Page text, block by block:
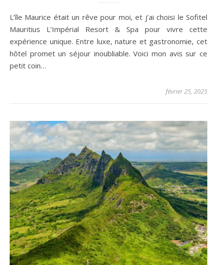
L’île Maurice était un rêve pour moi, et j’ai choisi le Sofitel
Mauritius L’Impérial Resort & Spa pour vivre cette
expérience unique. Entre luxe, nature et gastronomie, cet
hôtel promet un séjour inoubliable. Voici mon avis sur ce
petit coin…
février 25, 2025